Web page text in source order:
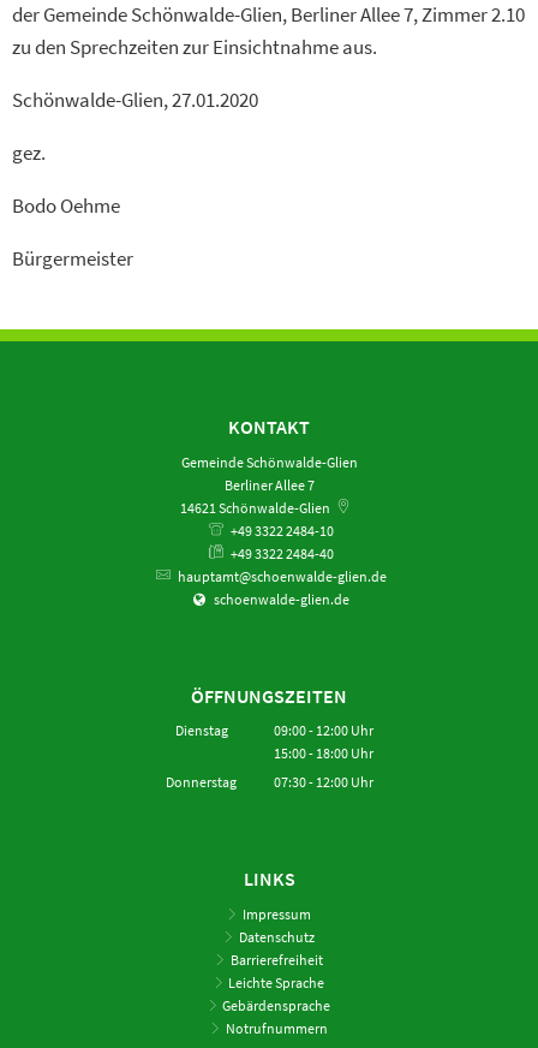
der Gemeinde Schönwalde-Glien, Berliner Allee 7, Zimmer 2.10
zu den Sprechzeiten zur Einsichtnahme aus.
Schönwalde-Glien, 27.01.2020
gez.
Bodo Oehme
Bürgermeister
KONTAKT
Gemeinde Schönwalde-Glien
Berliner Allee 7
14621 Schönwalde-Glien
+49 3322 2484-10
+49 3322 2484-40
hauptamt@schoenwalde-glien.de
schoenwalde-glien.de
ÖFFNUNGSZEITEN
Dienstag 09:00- 12:00Uhr
Von 09:00 bis 12:00 Uhr
15:00- 18:00Uhr
Von 15:00 bis 18:00 Uhr
Donnerstag 07:30- 12:00Uhr
LINKS
Impressum
Datenschutz
Barrierefreiheit
Leichte Sprache
Gebärdensprache
Notrufnummern